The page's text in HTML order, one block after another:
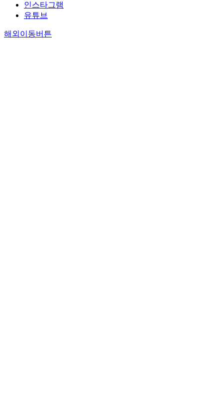
인스타그램
유튜브
해외이동버튼